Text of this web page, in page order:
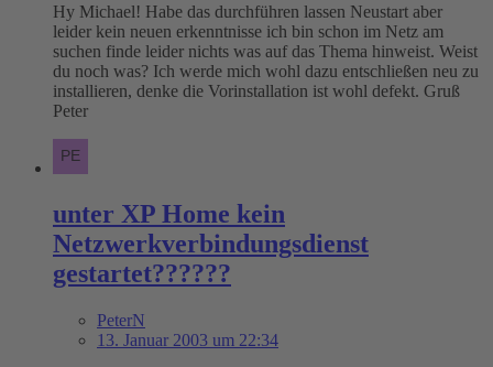
Hy Michael! Habe das durchführen lassen Neustart aber
leider kein neuen erkenntnisse ich bin schon im Netz am
suchen finde leider nichts was auf das Thema hinweist. Weist
du noch was? Ich werde mich wohl dazu entschließen neu zu
installieren, denke die Vorinstallation ist wohl defekt. Gruß
Peter
unter XP Home kein
Netzwerkverbindungsdienst
gestartet??????
PeterN
13. Januar 2003 um 22:34